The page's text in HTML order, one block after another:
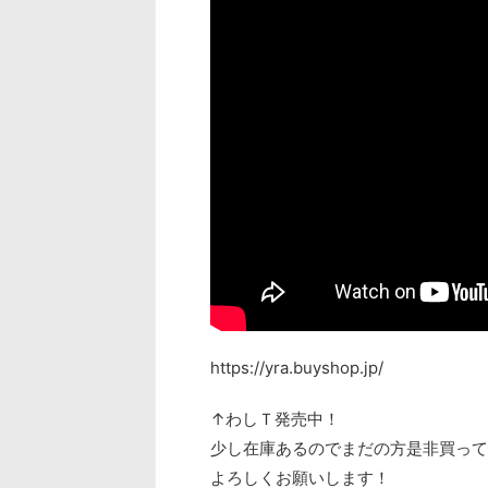
https://yra.buyshop.jp/
↑わしＴ発売中！
少し在庫あるのでまだの方是非買っ
よろしくお願いします！